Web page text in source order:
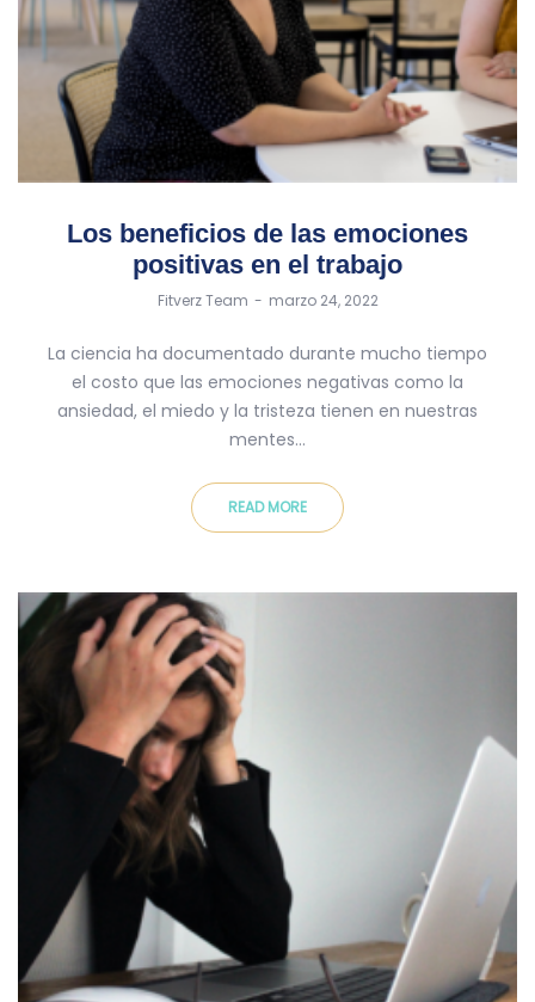
Los beneficios de las emociones
positivas en el trabajo
by
Fitverz Team marzo 24, 2022
La ciencia ha documentado durante mucho tiempo
el costo que las emociones negativas como la
ansiedad, el miedo y la tristeza tienen en nuestras
mentes…
READ MORE